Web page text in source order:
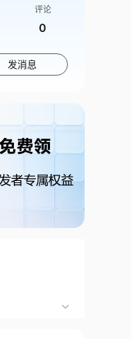
评论
0
发消息